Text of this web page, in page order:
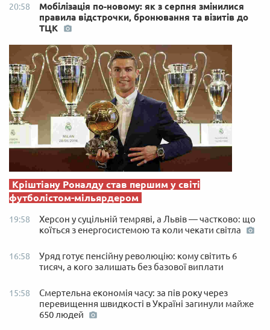
20:58
Мобілізація по-новому: як з серпня змінилися
правила відстрочки, бронювання та візитів до
ТЦК
Кріштіану Роналду став першим у світі
футболістом-мільярдером
19:58
Херсон у суцільній темряві, а Львів — частково: що
коїться з енергосистемою та коли чекати світла
16:58
Уряд готує пенсійну революцію: кому світить 6
тисяч, а кого залишать без базової виплати
15:58
Смертельна економія часу: за пів року через
перевищення швидкості в Україні загинули майже
650 людей